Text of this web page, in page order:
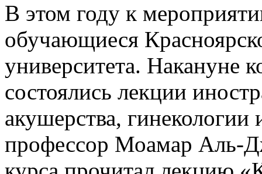
В этом году к
обучающиеся
университета. Накануне
состоялись лекции
акушерства,
профессор Моамар Аль-